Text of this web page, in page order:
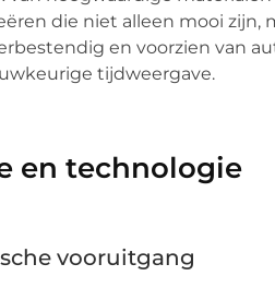
die niet alleen mooi zijn,
en voorzien van
tijdweergave.
en technologie
vooruitgang